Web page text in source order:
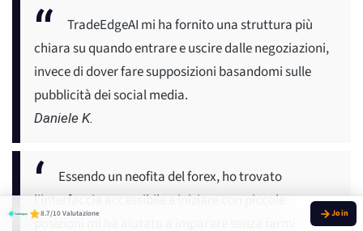
TradeEdgeAI mi ha fornito una struttura più
chiara su quando entrare e uscire dalle negoziazioni,
invece di dover fare supposizioni basandomi sulle
pubblicità dei social media.
Daniele K.
Essendo un neofita del forex, ho trovato
l'interfaccia accessibile e iniziare con piccole
posizioni mi ha aiutato a imparare senza farmi
8.7/10 Valutazione